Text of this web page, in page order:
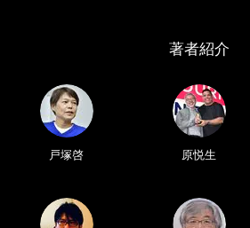
著者紹介
戸塚啓 原悦生